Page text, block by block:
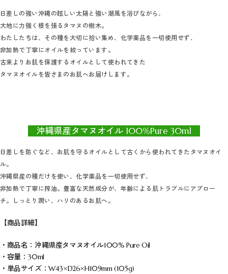
日差しの強い沖縄の眩しい太陽と強い潮風を浴びながら、
大地に力強く根を張るタマヌの樹木。
わたしたちは、その種を大切に拾い集め、化学薬品を一切使用せず、
非加熱で丁寧にオイルを絞っています。
古来よりお肌を保護するオイルとして使われてきた
タマヌオイルを皆さまのお肌へお届けします。
沖縄県産タマヌオイル 100%Pure 30ml
日差しを防ぐなど、お肌を守るオイルとして古くから使われてきたタマヌオイ
ル。
沖縄県産の種だけを使い、化学薬品を一切使用せず、
非加熱で丁寧に搾油。豊富な天然成分が、年齢による肌トラブルにアプロー
チ。しっとり潤い、ハリのあるお肌へ。
【商品詳細】
・商品名：沖縄県産タマヌオイル100% Pure Oil
・容量：30ml
・単品サイズ：W43×D26×H109mm (105g)